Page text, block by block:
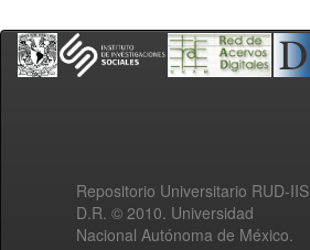
Repositorio Universitario RUD-IIS
D.R. © 2010. Universidad
Nacional Autónoma de México.